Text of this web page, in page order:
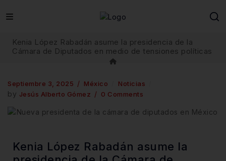
Kenia López Rabadán asume la presidencia de la
Cámara de Diputados en medio de tensiones políticas
Septiembre 3, 2025 México Noticias
by Jesús Alberto Gómez 0 Comments
Kenia López Rabadán asume la